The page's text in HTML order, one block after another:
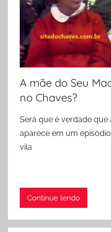
A mãe do Seu
no Chaves?
Será que é verdade
aparece em um
vila
Continue lendo